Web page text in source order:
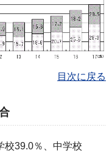
目次に戻る
校39.0％、中学校